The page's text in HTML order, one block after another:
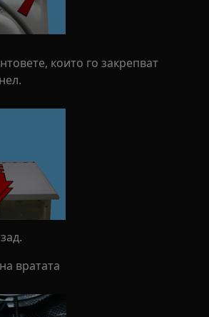
които го закрепват
вратата